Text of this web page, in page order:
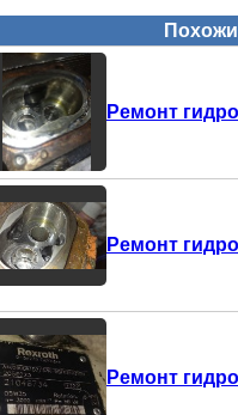
Ремонт
Ремонт
Ремонт